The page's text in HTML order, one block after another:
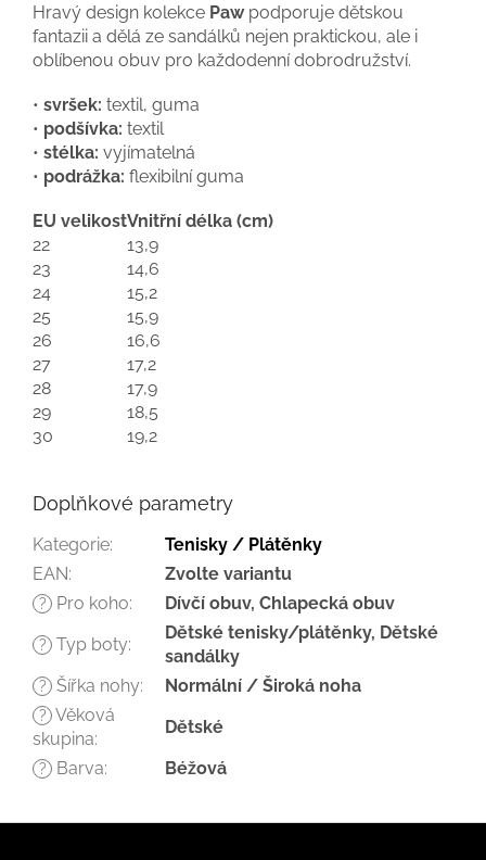
Hravý design kolekce Pawpodporuje dětskou
fantazii a dělá ze sandálků nejen praktickou, ale i
oblíbenou obuv pro každodenní dobrodružství.
• svršek: textil, guma
• podšívka: textil
• stélka: vyjímatelná
• podrážka: flexibilní guma
EU velikostVnitřní délka (cm)
22
13,9
23
14,6
24
15,2
25
15,9
26
16,6
27
17,2
28
17,9
29
18,5
30
19,2
Doplňkové parametry
Kategorie:
Tenisky / Plátěnky
EAN: Zvolte variantu
? Pro koho: Dívčí obuv, Chlapecká obuv
? Typ boty:
Dětské tenisky/plátěnky, Dětské
sandálky
? Šířka nohy: Normální / Široká noha
? Věková
skupina:
Dětské
? Barva: Béžová